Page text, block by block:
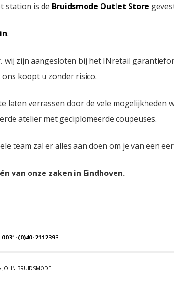
station is de Bruidsmode Outlet Store
.
wij zijn aangesloten bij het INretail
koopt u zonder risico.
laten verrassen door de vele mogelijkheden
atelier met gediplomeerde coupeuses.
team zal er alles aan doen om je van een
van onze zaken in Eindhoven.
0031-(0)40-2112393
JOHN BRUIDSMODE